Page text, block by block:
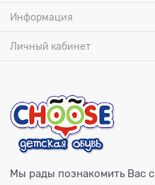
Информация
Личный кабинет
Мы рады познакомить Вас